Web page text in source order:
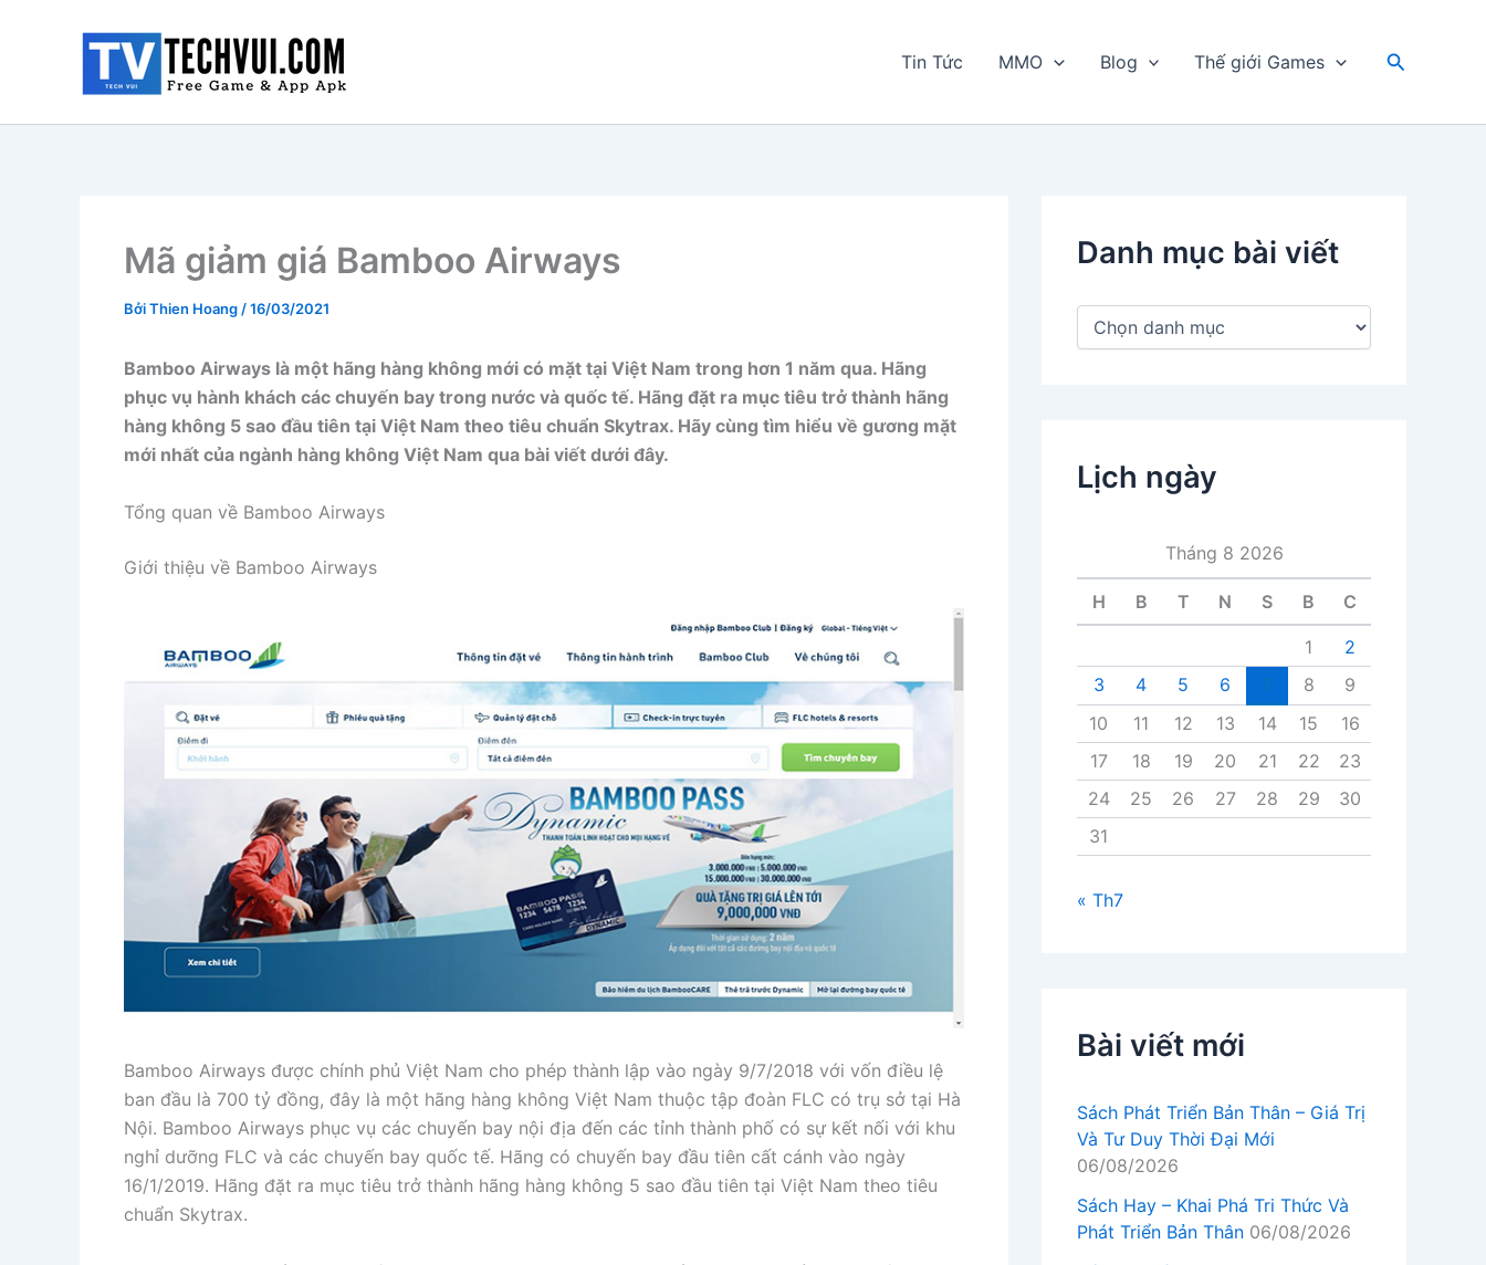
Tin Tức MMO Blog Thế giới Games
Tìm
Mã giảm giá Bamboo Airways
BởiThien Hoang /16/03/2021
Bamboo Airways là một hãng hàng không mới có mặt tại Việt Nam trong hơn 1 năm qua. Hãng
phục vụ hành khách các chuyến bay trong nước và quốc tế. Hãng đặt ra mục tiêu trở thành hãng
hàng không 5 sao đầu tiên tại Việt Nam theo tiêu chuẩn Skytrax. Hãy cùng tìm hiểu về gương mặt
mới nhất của ngành hàng không Việt Nam qua bài viết dưới đây.
Tổng quan về Bamboo Airways
Giới thiệu về Bamboo Airways
Bamboo Airways được chính phủ Việt Nam cho phép thành lập vào ngày 9/7/2018 với vốn điều lệ
ban đầu là 700 tỷ đồng, đây là một hãng hàng không Việt Nam thuộc tập đoàn FLC có trụ sở tại Hà
Nội. Bamboo Airways phục vụ các chuyến bay nội địa đến các tỉnh thành phố có sự kết nối với khu
nghỉ dưỡng FLC và các chuyến bay quốc tế. Hãng có chuyến bay đầu tiên cất cánh vào ngày
16/1/2019. Hãng đặt ra mục tiêu trở thành hãng hàng không 5 sao đầu tiên tại Việt Nam theo tiêu
chuẩn Skytrax.
Danh mục bài viết
D
b
à
ế
Lịch ngày
Tháng 8 2026
H B T N S B C
1
2
3
4 5 6 8
9
10
11 12 13 14 15
16
17
18 19 20 21 22
23
24
25 26 27 28 29
30
31
« Th7
Bài viết mới
Sách Phát Triển Bản Thân – Giá Trị
Và Tư Duy Thời Đại Mới
06/08/2026
Sách Hay – Khai Phá Tri Thức Và
Phát Triển Bản Thân 06/08/2026